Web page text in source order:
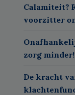
Calamiteit?
voorzitter
zorg minder!
De kracht